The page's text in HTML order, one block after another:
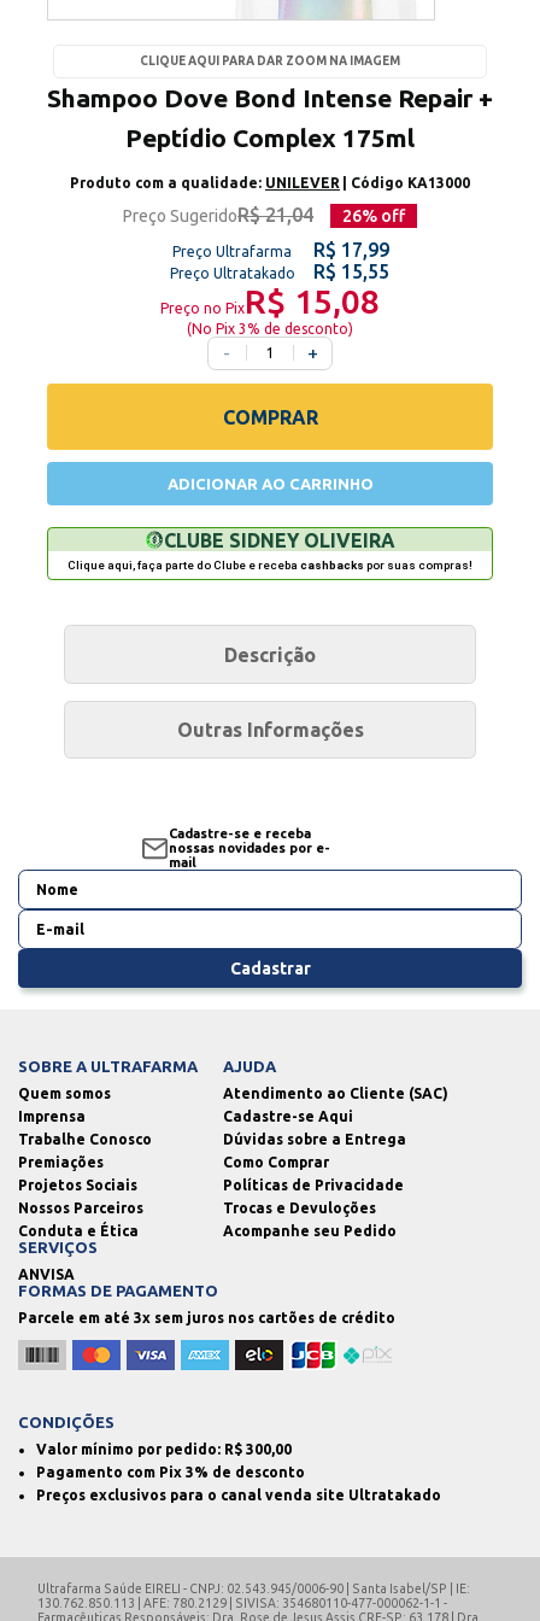
CLIQUE AQUI PARA DAR ZOOM NA IMAGEM
Shampoo Dove Bond Intense Repair +
Peptídio Complex 175ml
Produto com a qualidade: UNILEVER | Código KA13000
Preço SugeridoR$ 21,04 26% off
Preço Ultrafarma R$ 17,99
Preço Ultratakado R$ 15,55
Preço no PixR$ 15,08
(No Pix 3% de desconto)
- +
COMPRAR
ADICIONAR AO CARRINHO
CLUBE SIDNEY OLIVEIRA
Clique aqui, faça parte do Clube e receba cashbacks por suas compras!
Descrição
Outras Informações
Cadastre-se e receba
nossas novidades por e-
mail
Cadastrar
SOBRE A ULTRAFARMA
Quem somos
Imprensa
Trabalhe Conosco
Premiações
Projetos Sociais
Nossos Parceiros
Conduta e Ética
AJUDA
Atendimento ao Cliente (SAC)
Cadastre-se Aqui
Dúvidas sobre a Entrega
Como Comprar
Políticas de Privacidade
Trocas e Devuloções
Acompanhe seu Pedido
SERVIÇOS
ANVISA
FORMAS DE PAGAMENTO
Parcele em até 3x sem juros nos cartões de crédito
CONDIÇÕES
Valor mínimo por pedido: R$ 300,00
Pagamento com Pix 3% de desconto
Preços exclusivos para o canal venda site Ultratakado
Ultrafarma Saúde EIRELI - CNPJ: 02.543.945/0006-90 | Santa Isabel/SP | IE:
130.762.850.113 | AFE: 780.2129 | SIVISA: 354680110-477-000062-1-1 -
Farmacêuticas Responsáveis: Dra. Rose de Jesus Assis CRF-SP: 63.178 | Dra.